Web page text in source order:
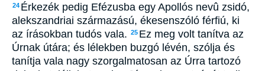
24 Érkezék pedig Efézusba egy Apollós nevû zsidó,
alekszandriai származású, ékesenszóló férfiú, ki
az írásokban tudós vala. 25 Ez meg volt tanítva az
Úrnak útára; és lélekben buzgó lévén, szólja és
tanítja vala nagy szorgalmatosan az Úrra tartozó